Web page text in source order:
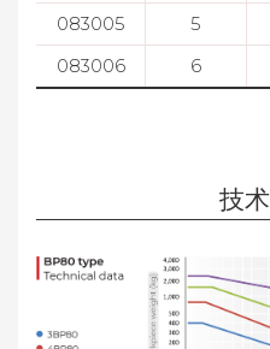
083005
5
083006
6
技